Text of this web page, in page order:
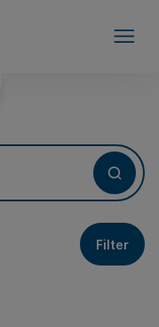
Filter